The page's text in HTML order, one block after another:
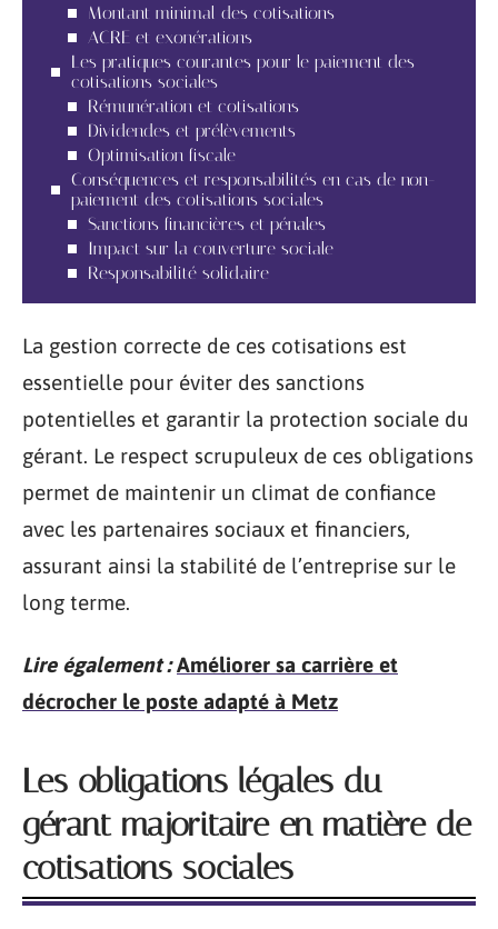
Montant minimal des cotisations
ACRE et exonérations
Les pratiques courantes pour le paiement des
cotisations sociales
Rémunération et cotisations
Dividendes et prélèvements
Optimisation fiscale
Conséquences et responsabilités en cas de non-
paiement des cotisations sociales
Sanctions financières et pénales
Impact sur la couverture sociale
Responsabilité solidaire
La gestion correcte de ces cotisations est
essentielle pour éviter des sanctions
potentielles et garantir la protection sociale du
gérant. Le respect scrupuleux de ces obligations
permet de maintenir un climat de confiance
avec les partenaires sociaux et financiers,
assurant ainsi la stabilité de l’entreprise sur le
long terme.
Lire également : Améliorer sa carrière et
décrocher le poste adapté à Metz
Les obligations légales du
gérant majoritaire en matière de
cotisations sociales